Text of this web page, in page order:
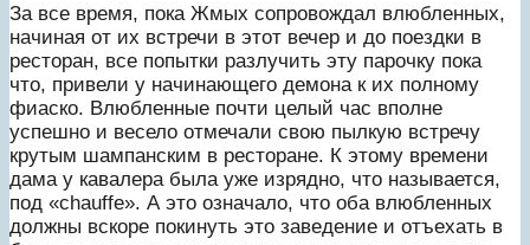
За все время, пока Жмых сопровождал влюбленных,
начиная от их встречи в этот вечер и до поездки в
ресторан, все попытки разлучить эту парочку пока
что, привели у начинающего демона к их полному
фиаско. Влюбленные почти целый час вполне
успешно и весело отмечали свою пылкую встречу
крутым шампанским в ресторане. К этому времени
дама у кавалера была уже изрядно, что называется,
под «chauffe». А это означало, что оба влюбленных
должны вскоре покинуть это заведение и отъехать в